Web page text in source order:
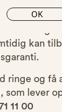
OK
vores
vores
kan
ringe og få
som lever
11 00